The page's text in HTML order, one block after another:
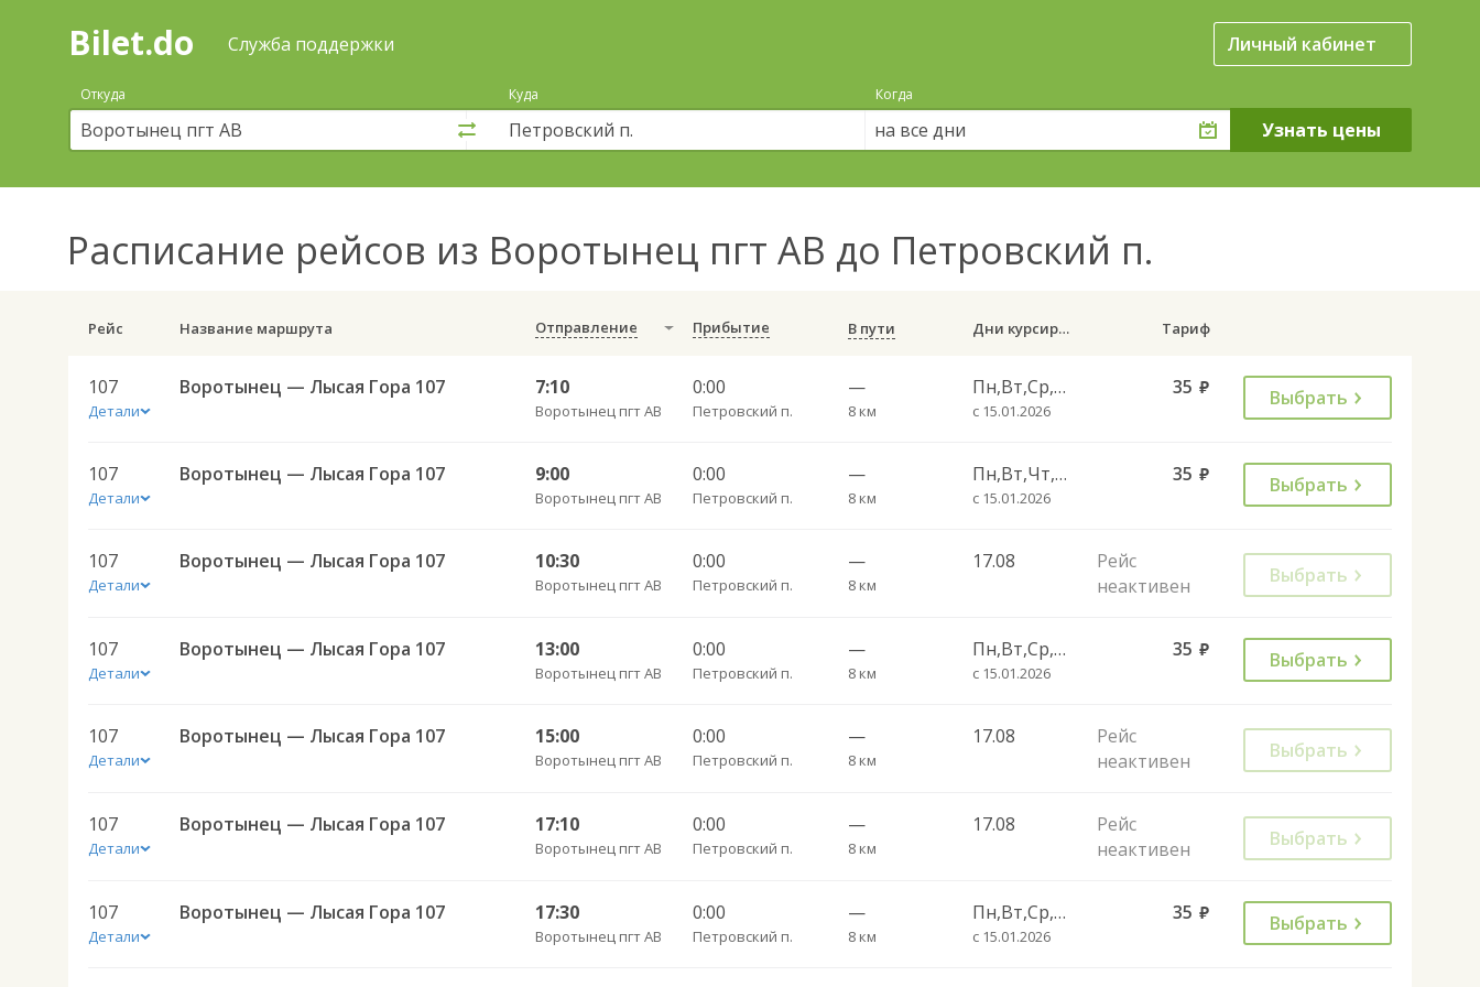
Поиск
покупка
билетов
автобус
онлайн
Bilet.do Служба поддержки Личный кабинет
Откуда Куда Когда
на все дни
Расписание рейсов из Воротынец пгт АВ до Петровский п.
Рейс Название маршрута Отправление Прибытие В пути Дни курсирования Тариф
107
Детали
Воротынец — Лысая Гора 107 7:10
Воротынец пгт АВ
0:00
Петровский п.
—
8 км
Пн,Вт,Ср,Чт,Пт,Вс
с 15.01.2026
35 руб. Выбрать
107
Детали
Воротынец — Лысая Гора 107 9:00
Воротынец пгт АВ
0:00
Петровский п.
—
8 км
Пн,Вт,Чт,Пт,Вс
с 15.01.2026
35 руб. Выбрать
107
Детали
Воротынец — Лысая Гора 107 10:30
Воротынец пгт АВ
0:00
Петровский п.
—
8 км
17.08
Рейс
неактивен
Выбрать
107
Детали
Воротынец — Лысая Гора 107 13:00
Воротынец пгт АВ
0:00
Петровский п.
—
8 км
Пн,Вт,Ср,Чт,Пт,Вс
с 15.01.2026
35 руб. Выбрать
107
Детали
Воротынец — Лысая Гора 107 15:00
Воротынец пгт АВ
0:00
Петровский п.
—
8 км
17.08
Рейс
неактивен
Выбрать
107
Детали
Воротынец — Лысая Гора 107 17:10
Воротынец пгт АВ
0:00
Петровский п.
—
8 км
17.08
Рейс
неактивен
Выбрать
107
Детали
Воротынец — Лысая Гора 107 17:30
Воротынец пгт АВ
0:00
Петровский п.
—
8 км
Пн,Вт,Ср,Чт,Пт
с 15.01.2026
35 руб. Выбрать